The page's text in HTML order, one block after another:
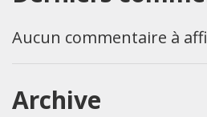
Aucun commentaire à
Archive